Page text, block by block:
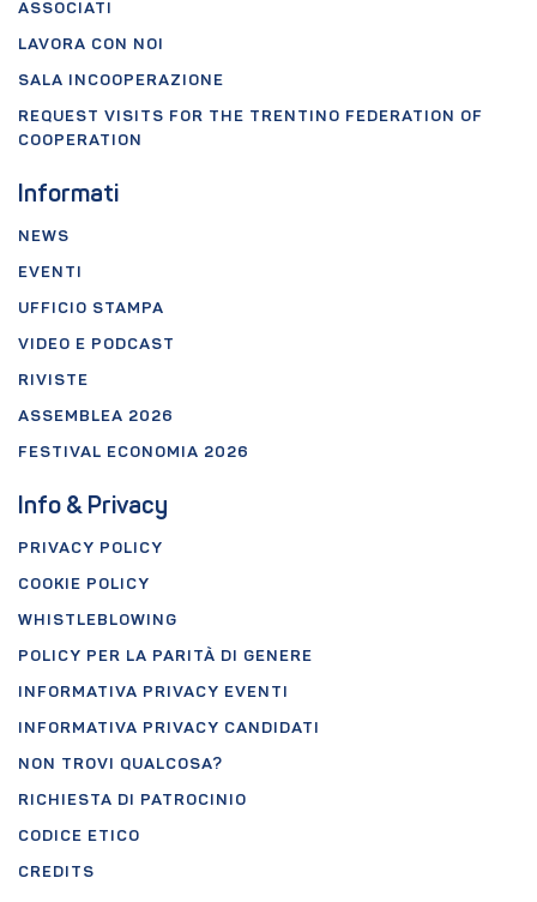
ASSOCIATI
LAVORA CON NOI
SALA INCOOPERAZIONE
REQUEST VISITS FOR THE TRENTINO FEDERATION OF
COOPERATION
Informati
NEWS
EVENTI
UFFICIO STAMPA
VIDEO E PODCAST
RIVISTE
ASSEMBLEA 2026
FESTIVAL ECONOMIA 2026
Info & Privacy
PRIVACY POLICY
COOKIE POLICY
WHISTLEBLOWING
POLICY PER LA PARITÀ DI GENERE
INFORMATIVA PRIVACY EVENTI
INFORMATIVA PRIVACY CANDIDATI
NON TROVI QUALCOSA?
RICHIESTA DI PATROCINIO
CODICE ETICO
CREDITS